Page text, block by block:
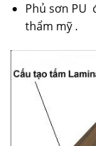
Phủ sơn PU
thẩm mỹ .